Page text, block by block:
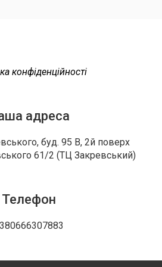
конфіденційності
адреса
буд. 95 В, 2й поверх
61/2 (ТЦ Закревський)
Телефон